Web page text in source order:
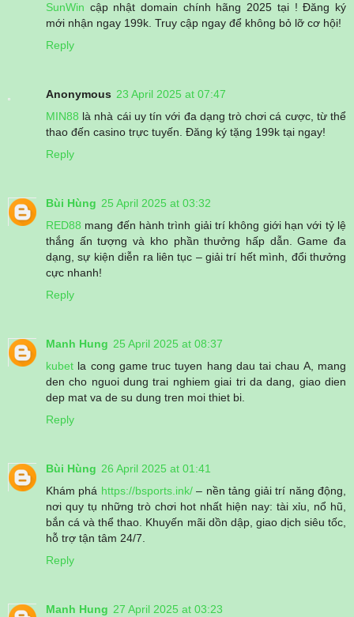
SunWin cập nhật domain chính hãng 2025 tại ! Đăng ký
mới nhận ngay 199k. Truy cập ngay để không bỏ lỡ cơ hội!
Reply
Anonymous 23 April 2025 at 07:47
MIN88 là nhà cái uy tín với đa dạng trò chơi cá cược, từ thể
thao đến casino trực tuyến. Đăng ký tặng 199k tại ngay!
Reply
Bùi Hùng 25 April 2025 at 03:32
RED88 mang đến hành trình giải trí không giới hạn với tỷ lệ
thắng ấn tượng và kho phần thưởng hấp dẫn. Game đa
dạng, sự kiện diễn ra liên tục – giải trí hết mình, đổi thưởng
cực nhanh!
Reply
Manh Hung 25 April 2025 at 08:37
kubet la cong game truc tuyen hang dau tai chau A, mang
den cho nguoi dung trai nghiem giai tri da dang, giao dien
dep mat va de su dung tren moi thiet bi.
Reply
Bùi Hùng 26 April 2025 at 01:41
Khám phá https://bsports.ink/– nền tảng giải trí năng động,
nơi quy tụ những trò chơi hot nhất hiện nay: tài xỉu, nổ hũ,
bắn cá và thể thao. Khuyến mãi dồn dập, giao dịch siêu tốc,
hỗ trợ tận tâm 24/7.
Reply
Manh Hung 27 April 2025 at 03:23